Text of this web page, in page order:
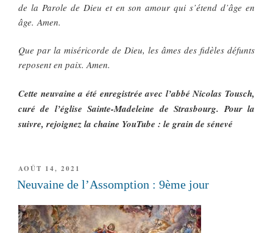
de la Parole de Dieu et en son amour qui s’étend d’âge en
âge. Amen.
Que par la miséricorde de Dieu, les âmes des fidèles défunts
reposent en paix. Amen.
Cette neuvaine a été enregistrée avec l’abbé Nicolas Tousch,
curé de l’église Sainte-Madeleine de Strasbourg. Pour la
suivre, rejoignez la chaine YouTube : le grain de sénevé
PUBLIÉ
LE
AOÛT 14, 2021
Neuvaine de l’Assomption : 9ème jour